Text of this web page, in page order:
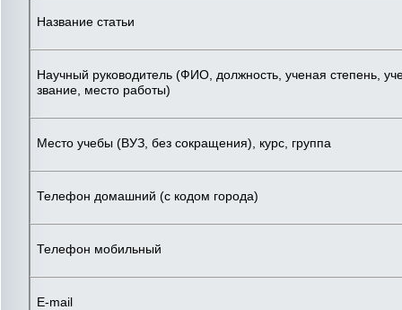
Название статьи
Научный руководитель (ФИО, должность, ученая степень,
звание, место работы)
Место учебы (ВУЗ, без сокращения), курс, группа
Телефон домашний (с кодом города)
Телефон мобильный
E-mail